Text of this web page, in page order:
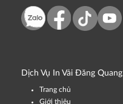
Dịch Vụ In Vải Đăng Quang
Trang chủ
Giới thiệu